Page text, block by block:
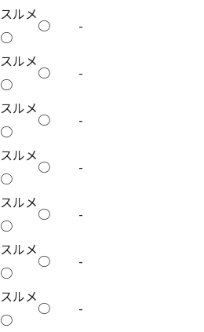
スルメ
○
○ -
スルメ
○
○ -
スルメ
○
○ -
スルメ
○
○
-
スルメ
○
○
-
スルメ
○
○
-
スルメ
○
○
-